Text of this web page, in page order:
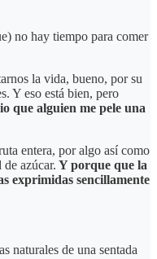
no hay tiempo para comer
la vida, bueno, por su
Y eso está bien, pero
que alguien me pele una
entera, por algo así como
azúcar. Y porque que la
exprimidas sencillamente
naturales de una sentada